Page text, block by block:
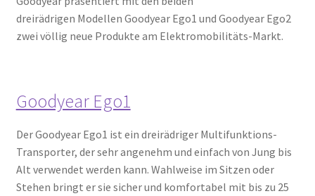
Impressum
dreirädrigen Modellen Goodyear Ego1 und Goodyear Ego2
zwei völlig neue Produkte am Elektromobilitäts-Markt.
Goodyear Ego1
Der Goodyear Ego1 ist ein dreirädriger Multifunktions-
Transporter, der sehr angenehm und einfach von Jung bis
Alt verwendet werden kann. Wahlweise im Sitzen oder
Stehen bringt er sie sicher und komfortabel mit bis zu 25